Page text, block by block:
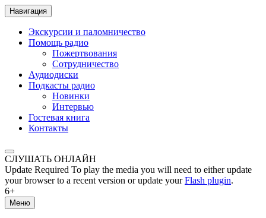
Навигация
Экскурсии и паломничество
Помощь радио
Пожертвования
Сотрудничество
Аудиодиски
Подкасты радио
Новинки
Интервью
Гостевая книга
Контакты
СЛУШАТЬ ОНЛАЙН
Update Required To play the media you will need to either update
your browser to a recent version or update yourFlash plugin.
6+
Меню